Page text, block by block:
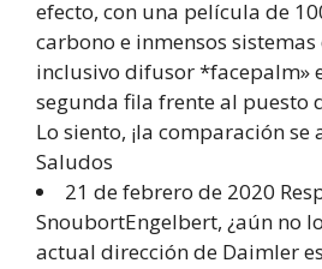
efecto, con una película de
carbono e inmensos sistemas
inclusivo difusor *facepalm»
segunda fila frente al puesto
Lo siento, ¡la comparación se
Saludos
21 de febrero de 2020
SnoubortEngelbert, ¿aún no
actual dirección de Daimler